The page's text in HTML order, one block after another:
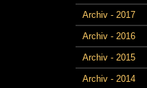
Archiv - 2017
Archiv - 2016
Archiv - 2015
Archiv - 2014